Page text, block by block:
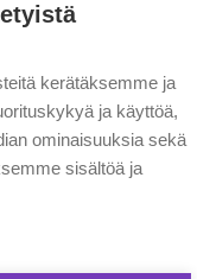
kerätäksemme ja
ja käyttöä,
ominaisuuksia sekä
sisältöä ja